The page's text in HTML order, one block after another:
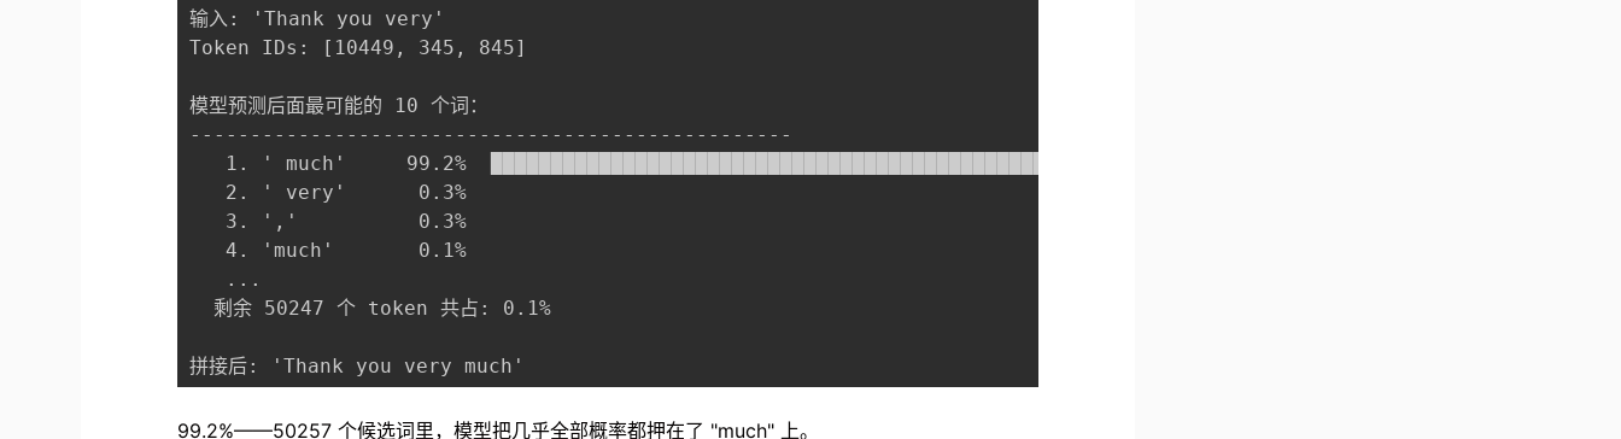
输入: 'Thank you very'
Token IDs: [10449, 345, 845]
模型预测后面最可能的 10 个词：
--------------------------------------------------
1. ' much'     99.2%  █████████████████████████████████████████████████
2. ' very'      0.3%
3. ','          0.3%
4. 'much'       0.1%
...
剩余 50247 个 token 共占: 0.1%
拼接后: 'Thank you very much'
99.2%——50257 个候选词里，模型把几乎全部概率都押在了 "much" 上。